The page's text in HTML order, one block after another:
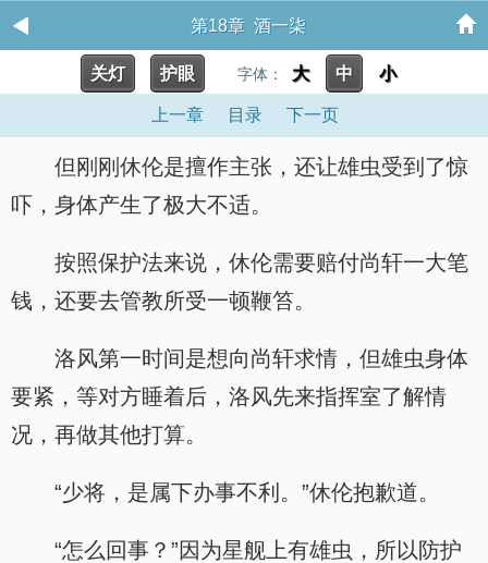
第18章 酒一柒
关灯 护眼 字体： 大 中 小
上一章 目录 下一页
但刚刚休伦是擅作主张，还让雄虫受到了惊
吓，身体产生了极大不适。
按照保护法来说，休伦需要赔付尚轩一大笔
钱，还要去管教所受一顿鞭笞。
洛风第一时间是想向尚轩求情，但雄虫身体
要紧，等对方睡着后，洛风先来指挥室了解情
况，再做其他打算。
“少将，是属下办事不利。”休伦抱歉道。
“怎么回事？”因为星舰上有雄虫，所以防护